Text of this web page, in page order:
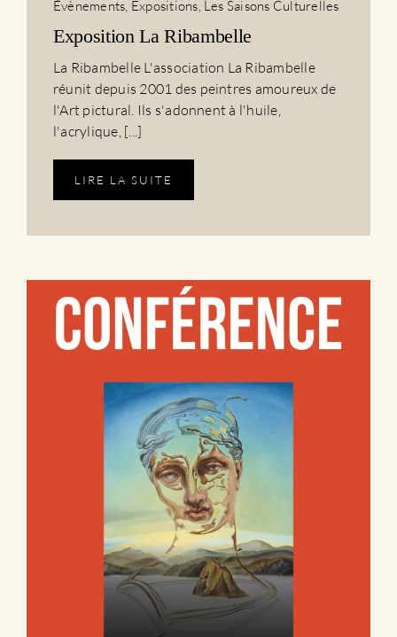
Évènements, Expositions, Les Saisons Culturelles
Exposition La Ribambelle
La Ribambelle L'association La Ribambelle
réunit depuis 2001 des peintres amoureux de
l'Art pictural. Ils s'adonnent à l'huile,
l'acrylique, [...]
LIRE LA SUITE